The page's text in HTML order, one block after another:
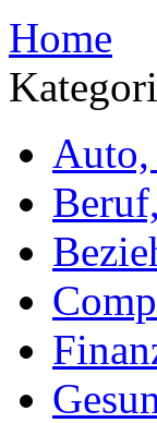
Home
Auto,